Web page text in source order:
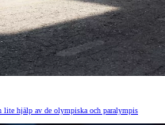
hjälp av de olympiska och paralympis